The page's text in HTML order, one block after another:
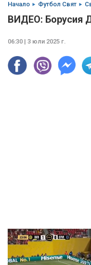
Начало Футбол Свят
ВИДЕО: Борусия
06:30 | 3 юли 2025 г.